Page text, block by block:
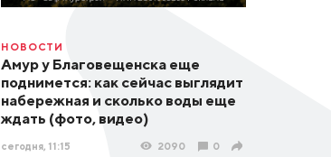
НОВОСТИ
Амур у Благовещенска еще
поднимется: как сейчас выглядит
набережная и сколько воды еще
ждать (фото, видео)
сегодня, 11:15 2090 0